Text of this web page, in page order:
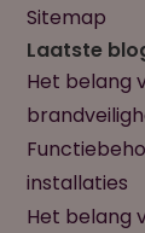
Sitemap
Laatste
Het belang
installaties
Het belang